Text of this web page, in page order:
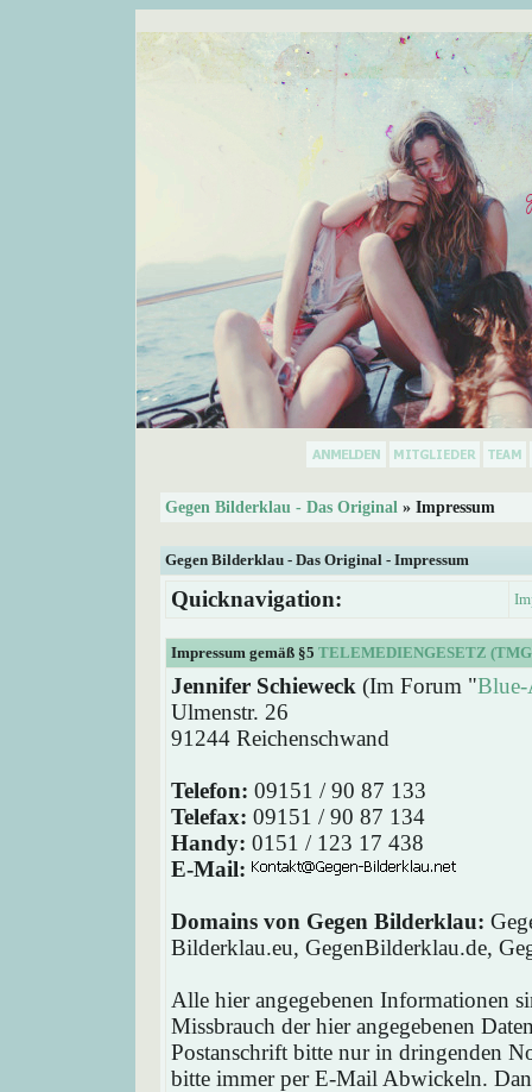
Gegen Bilderklau - Das Original » Impressum
Gegen Bilderklau - Das Original - Impressum
Quicknavigation:
Impressum gemäß §5 TELEMEDIENGESETZ
Jennifer Schieweck (Im Forum "
Ulmenstr. 26
91244 Reichenschwand
Telefon: 09151 / 90 87 133
Telefax: 09151 / 90 87 134
Handy: 0151 / 123 17 438
E-Mail:
Domains von Gegen Bilderklau:
Bilderklau.eu, GegenBilderklau.de,
Alle hier angegebenen Informationen
Missbrauch der hier angegebenen
Postanschrift bitte nur in dringenden
bitte immer per E-Mail Abwickeln.